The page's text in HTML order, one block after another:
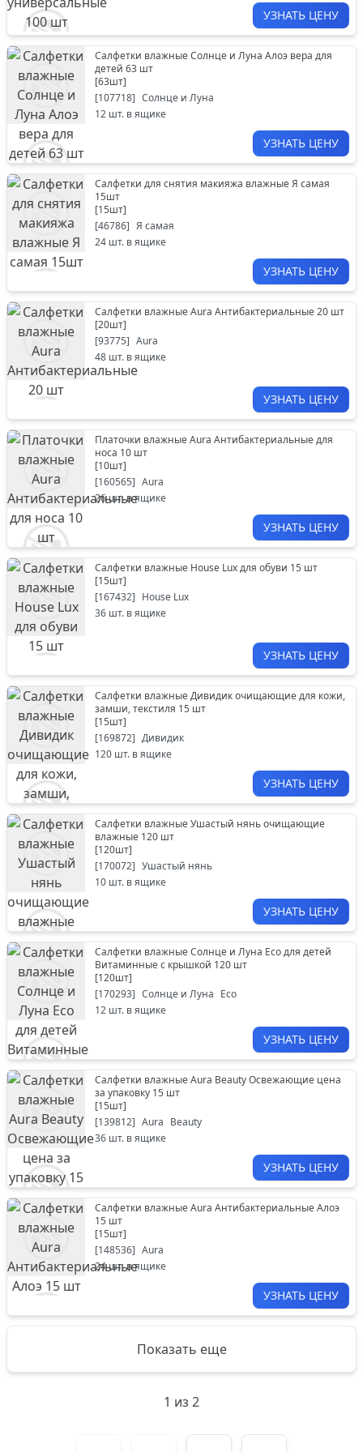
УЗНАТЬ ЦЕНУ
Салфетки влажные Солнце и Луна Алоэ вера для
детей 63 шт
[63шт]
[107718] Солнце и Луна
12 шт. в ящике
УЗНАТЬ ЦЕНУ
Салфетки для снятия макияжа влажные Я самая
15шт
[15шт]
[46786] Я самая
24 шт. в ящике
УЗНАТЬ ЦЕНУ
Салфетки влажные Aura Антибактериальные 20 шт
[20шт]
[93775] Aura
48 шт. в ящике
УЗНАТЬ ЦЕНУ
Платочки влажные Aura Антибактериальные для
носа 10 шт
[10шт]
[160565] Aura
26шт. в ящике
УЗНАТЬ ЦЕНУ
Салфетки влажные House Lux для обуви 15 шт
[15шт]
[167432] House Lux
36 шт. в ящике
УЗНАТЬ ЦЕНУ
Салфетки влажные Дивидик очищающие для кожи,
замши, текстиля 15 шт
[15шт]
[169872] Дивидик
120 шт. в ящике
УЗНАТЬ ЦЕНУ
Салфетки влажные Ушастый нянь очищающие
влажные 120 шт
[120шт]
[170072] Ушастый нянь
10 шт. в ящике
УЗНАТЬ ЦЕНУ
Салфетки влажные Солнце и Луна Eco для детей
Витаминные с крышкой 120 шт
[120шт]
[170293] Солнце и Луна Eco
12 шт. в ящике
УЗНАТЬ ЦЕНУ
Салфетки влажные Aura Beauty Освежающие цена
за упаковку 15 шт
[15шт]
[139812] Aura Beauty
36 шт. в ящике
УЗНАТЬ ЦЕНУ
Салфетки влажные Aura Антибактериальные Алоэ
15 шт
[15шт]
[148536] Aura
24шт. в ящике
УЗНАТЬ ЦЕНУ
Показать еще
1 из 2